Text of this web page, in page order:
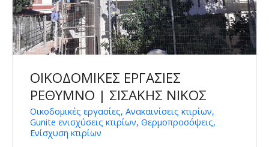
ΟΙΚΟΔΟΜΙΚΕΣ ΕΡΓΑΣΙΕΣ
ΡΕΘΥΜΝΟ | ΣΙΣΑΚΗΣ ΝΙΚΟΣ
Οικοδομικές εργασίες, Ανακαινίσεις κτιρίων,
Gunite ενισχύσεις κτιρίων, Θερμοπροσόψεις,
Ενίσχυση κτιρίων